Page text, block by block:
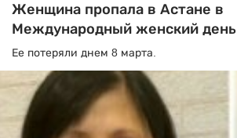
Женщина пропала в Астане в
Международный женский день
Ее потеряли днем 8 марта.